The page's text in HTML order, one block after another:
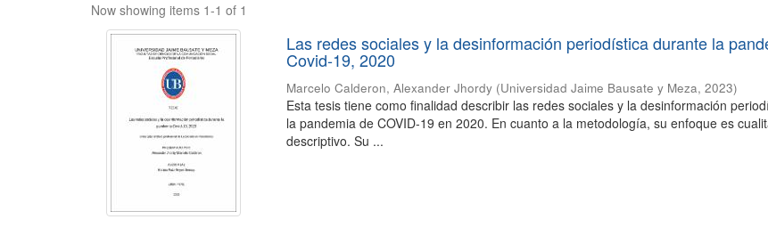
Now showing items 1-1 of 1
Las redes sociales y la desinformación periodística durante la
Covid-19, 2020
Marcelo Calderon, Alexander Jhordy (Universidad Jaime Bausate y Meza,2023)
Esta tesis tiene como finalidad describir las redes sociales y la desinformación
la pandemia de COVID-19 en 2020. En cuanto a la metodología, su enfoque es
descriptivo. Su ...